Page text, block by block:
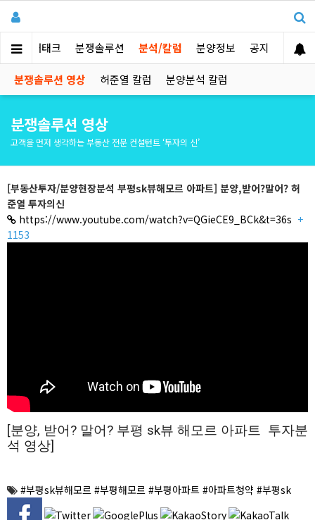
부동산 재태크 분쟁솔루션 분석/칼럼 분양정보 공지
분쟁솔루션 영상 허준열 칼럼 분양분석 칼럼
분쟁솔루션 영상
고객을 먼저 생각하는 부동산 전문 컨설턴트 ‘투자의 신’
[부동산투자/분양현장분석 부평sk뷰해모르 아파트] 분양,받어?말어? 허
준열 투자의신
https://www.youtube.com/watch?v=QGieCE9_BCk&t=36s +
1153
[분양, 받어? 말어? 부평 sk뷰 해모르 아파트  투자분
석 영상]
#부평sk뷰해모르 #부평해모르 #부평아파트 #아파트청약 #부평sk